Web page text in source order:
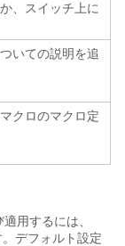
、スイッチ上に
いての説明を追
クロのマクロ定
用するには、
デフォルト設定